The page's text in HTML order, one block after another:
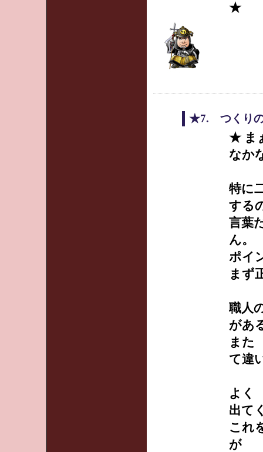
★
★7. つくり
★ ま
なか
特に
する
言葉
ん。
ポイ
まず
職人
があ
また
て違
よく
出て
これ
が